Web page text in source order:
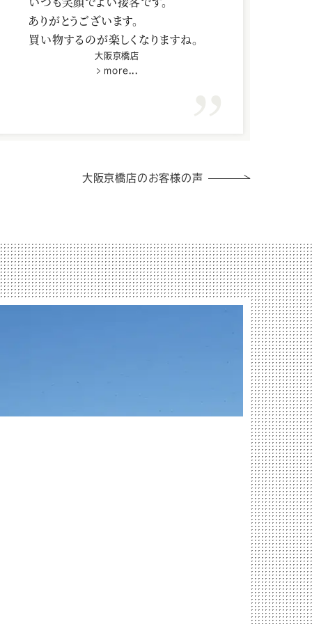
ありがとうございます。
買い物するのが楽しくなりますね。
大阪京橋店
more...
大阪京橋店のお客様の声